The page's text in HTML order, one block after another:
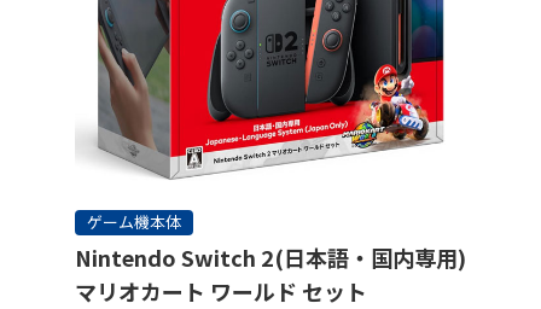
ゲーム機本体
Nintendo Switch 2(日本語・国内専用)
マリオカート ワールド セット